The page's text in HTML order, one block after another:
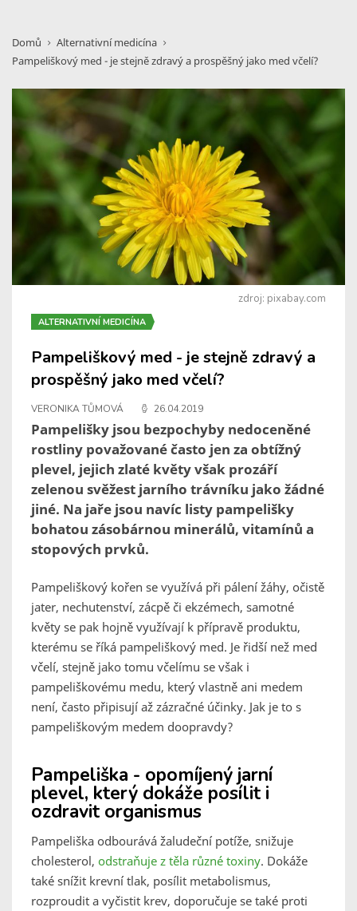
Domů
Alternativní medicína
Pampeliškový med - je stejně zdravý a prospěšný jako med včelí?
zdroj: pixabay.com
ALTERNATIVNÍ MEDICÍNA
Pampeliškový med - je stejně zdravý a
prospěšný jako med včelí?
VERONIKA TŮMOVÁ 26.04.2019
Pampelišky jsou bezpochyby nedoceněné
rostliny považované často jen za obtížný
plevel, jejich zlaté květy však prozáří
zelenou svěžest jarního trávníku jako žádné
jiné. Na jaře jsou navíc listy pampelišky
bohatou zásobárnou minerálů, vitamínů a
stopových prvků.
Pampeliškový kořen se využívá při pálení žáhy, očistě
jater, nechutenství, zácpě či ekzémech, samotné
květy se pak hojně využívají k přípravě produktu,
kterému se říká pampeliškový med. Je řidší než med
včelí, stejně jako tomu včelímu se však i
pampeliškovému medu, který vlastně ani medem
není, často připisují až zázračné účinky. Jak je to s
pampeliškovým medem doopravdy?
Pampeliška - opomíjený jarní
plevel, který dokáže posílit i
ozdravit organismus
Pampeliška odbourává žaludeční potíže, snižuje
cholesterol, odstraňuje z těla různé toxiny. Dokáže
také snížit krevní tlak, posílit metabolismus,
rozproudit a vyčistit krev, doporučuje se také proti